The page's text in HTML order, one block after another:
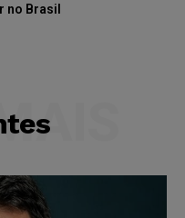
no Brasil